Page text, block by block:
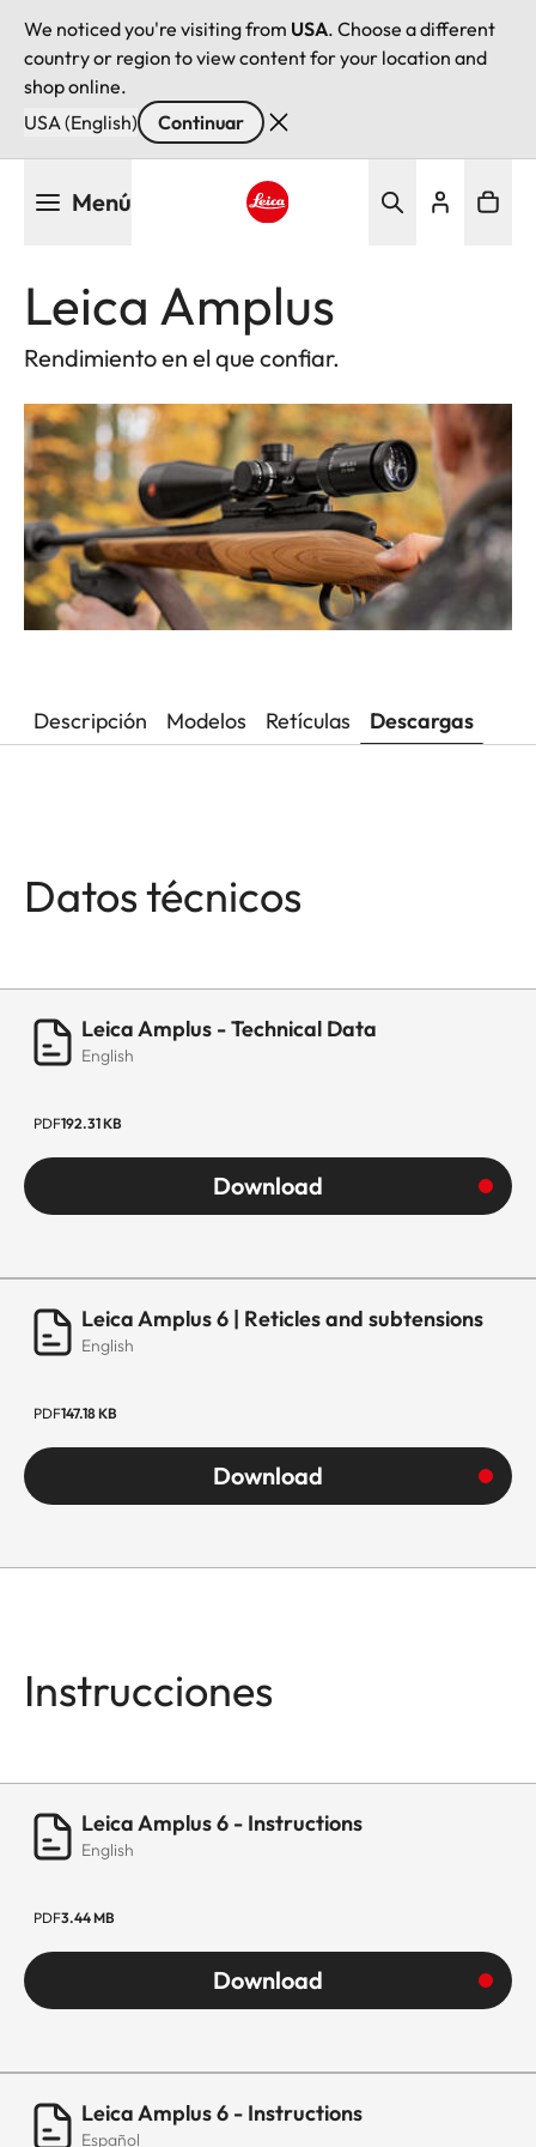
We noticed you're visiting from USA. Choose a different
country or region to view content for your location and
shop online.
USA (English)
Continuar
Menú
Leica Amplus
Rendimiento en el que confiar.
Descripción Modelos Retículas Descargas
Datos técnicos
Leica Amplus - Technical Data
English
PDF192.31 KB
Download
Leica Amplus 6 | Reticles and subtensions
English
PDF147.18 KB
Download
Instrucciones
Leica Amplus 6 - Instructions
English
PDF3.44 MB
Download
Leica Amplus 6 - Instructions
Español